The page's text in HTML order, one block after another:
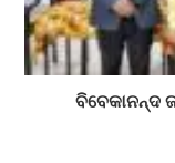
ବିବେକାନନ୍ଦ